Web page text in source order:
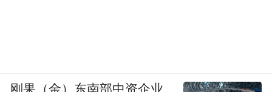
刚果（金）东南部中资企业